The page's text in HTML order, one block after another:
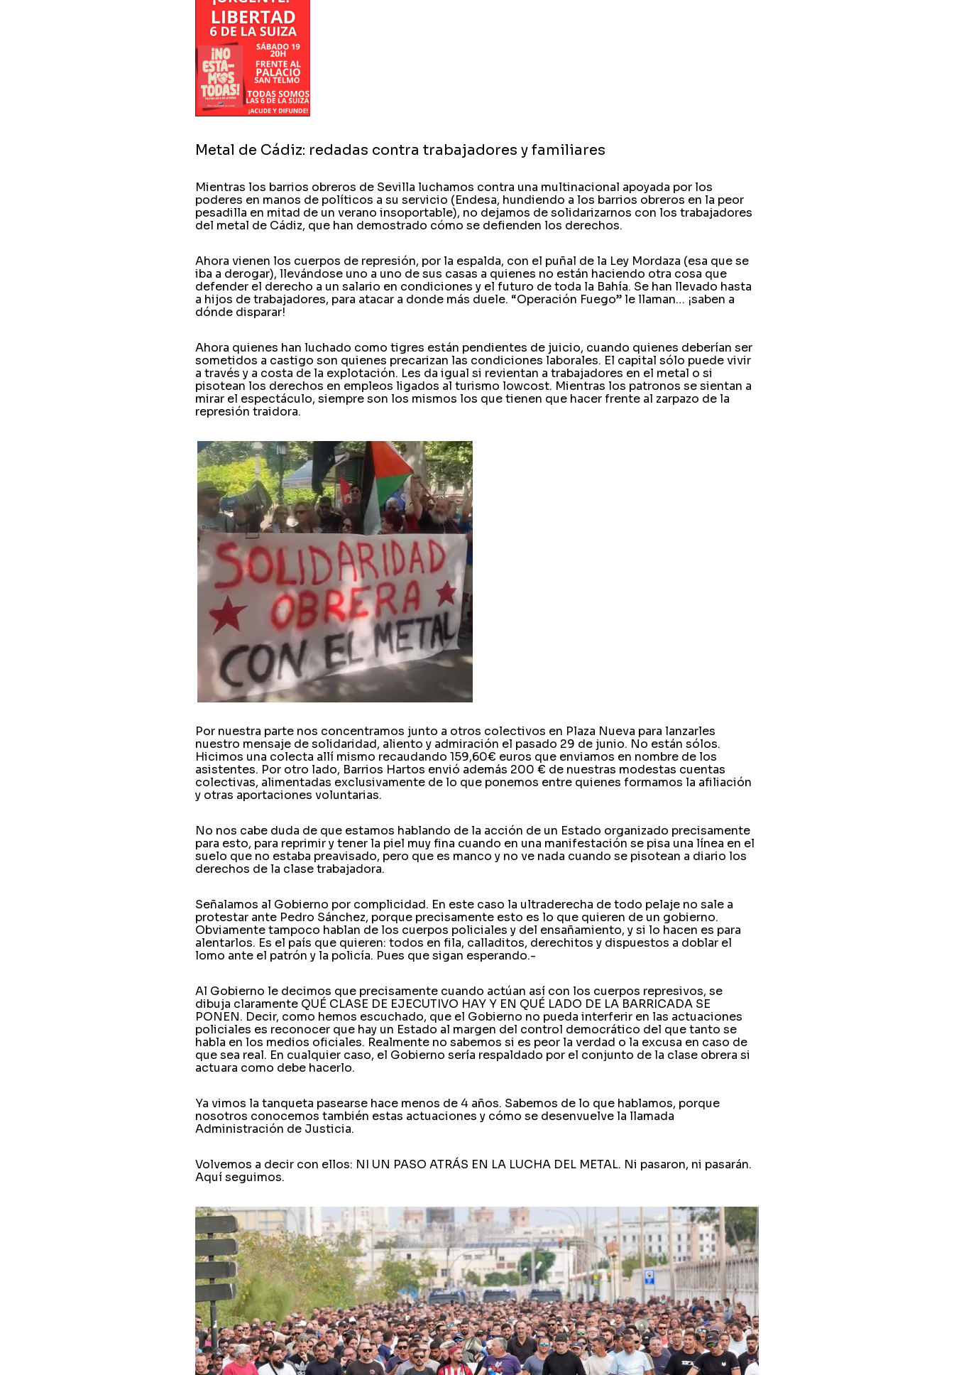
Metal de Cádiz: redadas contra trabajadores y familiares
Mientras los barrios obreros de Sevilla luchamos contra una multinacional apoyada por los
poderes en manos de políticos a su servicio (Endesa, hundiendo a los barrios obreros en la peor
pesadilla en mitad de un verano insoportable), no dejamos de solidarizarnos con los trabajadores
del metal de Cádiz, que han demostrado cómo se defienden los derechos.
Ahora vienen los cuerpos de represión, por la espalda, con el puñal de la Ley Mordaza (esa que se
iba a derogar), llevándose uno a uno de sus casas a quienes no están haciendo otra cosa que
defender el derecho a un salario en condiciones y el futuro de toda la Bahía. Se han llevado hasta
a hijos de trabajadores, para atacar a donde más duele. “Operación Fuego” le llaman… ¡saben a
dónde disparar!
Ahora quienes han luchado como tigres están pendientes de juicio, cuando quienes deberían ser
sometidos a castigo son quienes precarizan las condiciones laborales. El capital sólo puede vivir
a través y a costa de la explotación. Les da igual si revientan a trabajadores en el metal o si
pisotean los derechos en empleos ligados al turismo lowcost. Mientras los patronos se sientan a
mirar el espectáculo, siempre son los mismos los que tienen que hacer frente al zarpazo de la
represión traidora.
Por nuestra parte nos concentramos junto a otros colectivos en Plaza Nueva para lanzarles
nuestro mensaje de solidaridad, aliento y admiración el pasado 29 de junio. No están sólos.
Hicimos una colecta allí mismo recaudando 159,60€ euros que enviamos en nombre de los
asistentes. Por otro lado, Barrios Hartos envió además 200 € de nuestras modestas cuentas
colectivas, alimentadas exclusivamente de lo que ponemos entre quienes formamos la afiliación
y otras aportaciones voluntarias.
No nos cabe duda de que estamos hablando de la acción de un Estado organizado precisamente
para esto, para reprimir y tener la piel muy fina cuando en una manifestación se pisa una línea en el
suelo que no estaba preavisado, pero que es manco y no ve nada cuando se pisotean a diario los
derechos de la clase trabajadora.
Señalamos al Gobierno por complicidad. En este caso la ultraderecha de todo pelaje no sale a
protestar ante Pedro Sánchez, porque precisamente esto es lo que quieren de un gobierno.
Obviamente tampoco hablan de los cuerpos policiales y del ensañamiento, y si lo hacen es para
alentarlos. Es el país que quieren: todos en fila, calladitos, derechitos y dispuestos a doblar el
lomo ante el patrón y la policía. Pues que sigan esperando.-
Al Gobierno le decimos que precisamente cuando actúan así con los cuerpos represivos, se
dibuja claramente QUÉ CLASE DE EJECUTIVO HAY Y EN QUÉ LADO DE LA BARRICADA SE
PONEN. Decir, como hemos escuchado, que el Gobierno no pueda interferir en las actuaciones
policiales es reconocer que hay un Estado al margen del control democrático del que tanto se
habla en los medios oficiales. Realmente no sabemos si es peor la verdad o la excusa en caso de
que sea real. En cualquier caso, el Gobierno sería respaldado por el conjunto de la clase obrera si
actuara como debe hacerlo.
Ya vimos la tanqueta pasearse hace menos de 4 años. Sabemos de lo que hablamos, porque
nosotros conocemos también estas actuaciones y cómo se desenvuelve la llamada
Administración de Justicia.
Volvemos a decir con ellos: NI UN PASO ATRÁS EN LA LUCHA DEL METAL. Ni pasaron, ni pasarán.
Aquí seguimos.